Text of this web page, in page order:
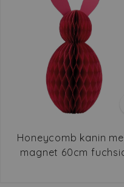
Honeycomb kanin
magnet 60cm